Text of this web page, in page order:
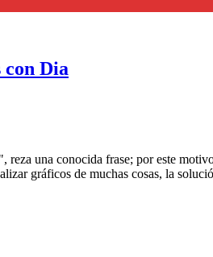
con Dia
una conocida frase; por este
gráficos de muchas cosas, la